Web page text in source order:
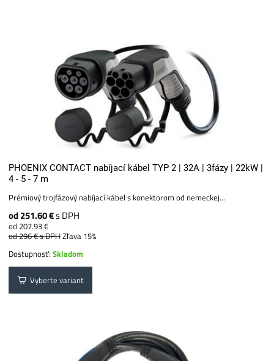
PHOENIX CONTACT nabíjací kábel TYP 2 | 32A | 3fázy | 22kW |
4 - 5 - 7 m
Prémiový trojfázový nabíjací kábel s konektorom od nemeckej...
od 251.60 €s DPH
od 207.93 €
od 296 €s DPHZľava 15%
Dostupnosť:Skladom
Vyberte variant